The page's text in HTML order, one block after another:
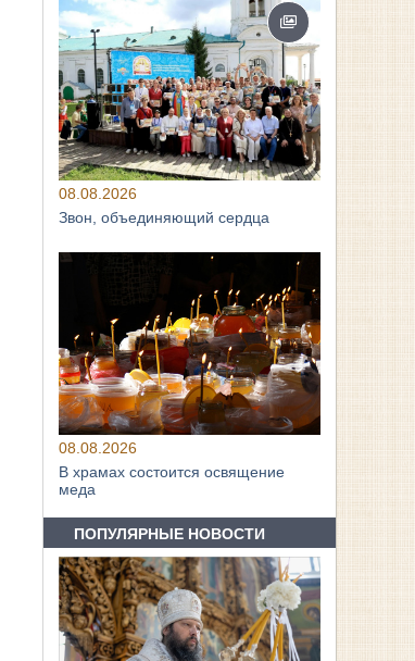
08.08.2026
Звон, объединяющий сердца
08.08.2026
В храмах состоится освящение
меда
ПОПУЛЯРНЫЕ НОВОСТИ